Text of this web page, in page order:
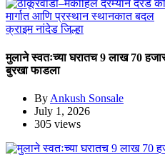
क्राइमनांदेड जिल्हा
मुलाने स्वतःच्या घरातच 9 लाख 70
बुरखा फाडला
By Ankush Sonsale
July 1, 2026
305 views